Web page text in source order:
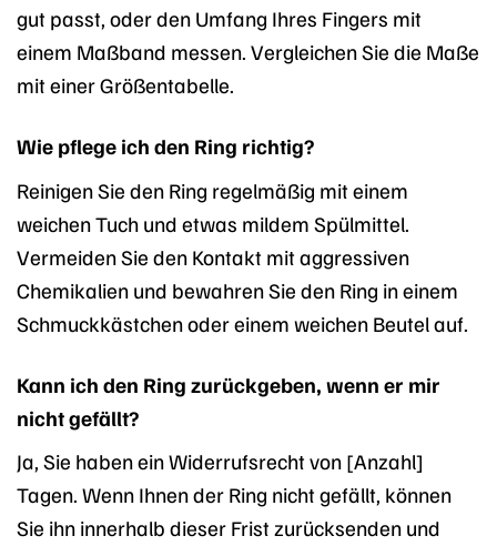
gut passt, oder den Umfang Ihres Fingers mit
einem Maßband messen. Vergleichen Sie die Maße
mit einer Größentabelle.
Wie pflege ich den Ring richtig?
Reinigen Sie den Ring regelmäßig mit einem
weichen Tuch und etwas mildem Spülmittel.
Vermeiden Sie den Kontakt mit aggressiven
Chemikalien und bewahren Sie den Ring in einem
Schmuckkästchen oder einem weichen Beutel auf.
Kann ich den Ring zurückgeben, wenn er mir
nicht gefällt?
Ja, Sie haben ein Widerrufsrecht von [Anzahl]
Tagen. Wenn Ihnen der Ring nicht gefällt, können
Sie ihn innerhalb dieser Frist zurücksenden und